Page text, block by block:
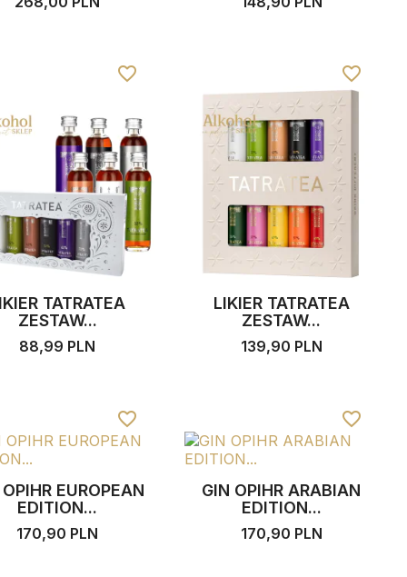
TATRATEA
ZESTAW...
88,99 PLN
favorite_border
LIKIER TATRATEA
ZESTAW...
139,90 PLN
favorite_border
EUROPEAN
EDITION...
170,90 PLN
favorite_border
GIN OPIHR ARABIAN
EDITION...
170,90 PLN
favorite_border